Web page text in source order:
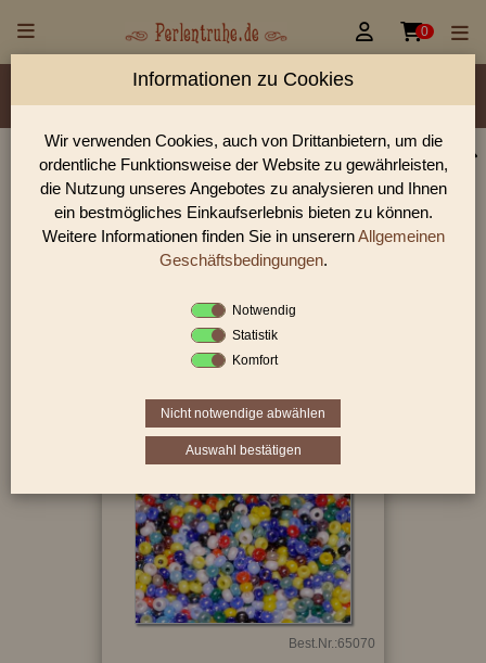
 0
Material/Glassorte Sorte/Form Farbe
Rocailles Größen
Perlen Shop für Rocailles opak Glanz Perlen
In unserem Perlen Shop finden sie zahlreich Rocailles opak
Glanz Perlen und viele weiter Glasperlen.
Sie befinden sich in folgender Kategorie:
Rocailles|opak|
Best.Nr.:65070
Informationen zu Cookies
Wir verwenden Cookies, auch von Drittanbietern, um die
ordentliche Funktionsweise der Website zu gewährleisten,
die Nutzung unseres Angebotes zu analysieren und Ihnen
ein bestmögliches Einkaufserlebnis bieten zu können.
Weitere Informationen finden Sie in unserernAllgemeinen
Geschäftsbedingungen.
Notwendig
Statistik
Komfort
Nicht notwendige abwählen
Auswahl bestätigen